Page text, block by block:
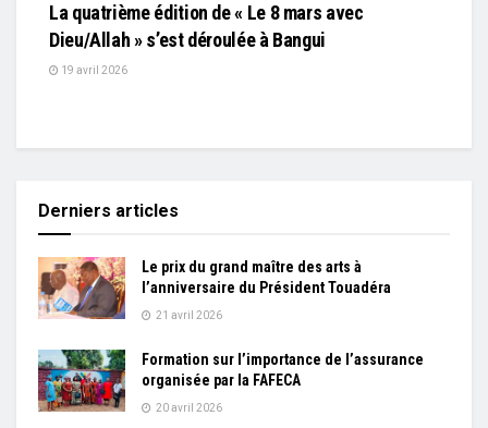
La quatrième édition de « Le 8 mars avec
Dieu/Allah » s’est déroulée à Bangui
19 avril 2026
Derniers articles
Le prix du grand maître des arts à
l’anniversaire du Président Touadéra
21 avril 2026
Formation sur l’importance de l’assurance
organisée par la FAFECA
20 avril 2026